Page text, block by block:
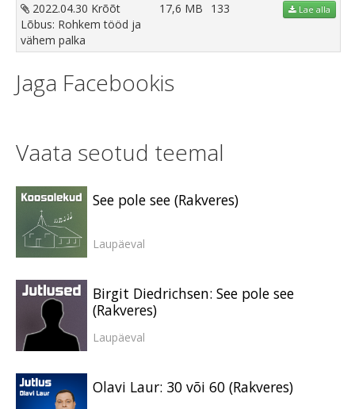
2022.04.30 Krõõt
Lõbus: Rohkem tööd ja
vähem palka
17,6 MB 133 Lae alla
Jaga Facebookis
Vaata seotud teemal
See pole see (Rakveres)
Laupäeval
Birgit Diedrichsen: See pole see
(Rakveres)
Laupäeval
Olavi Laur: 30 või 60 (Rakveres)